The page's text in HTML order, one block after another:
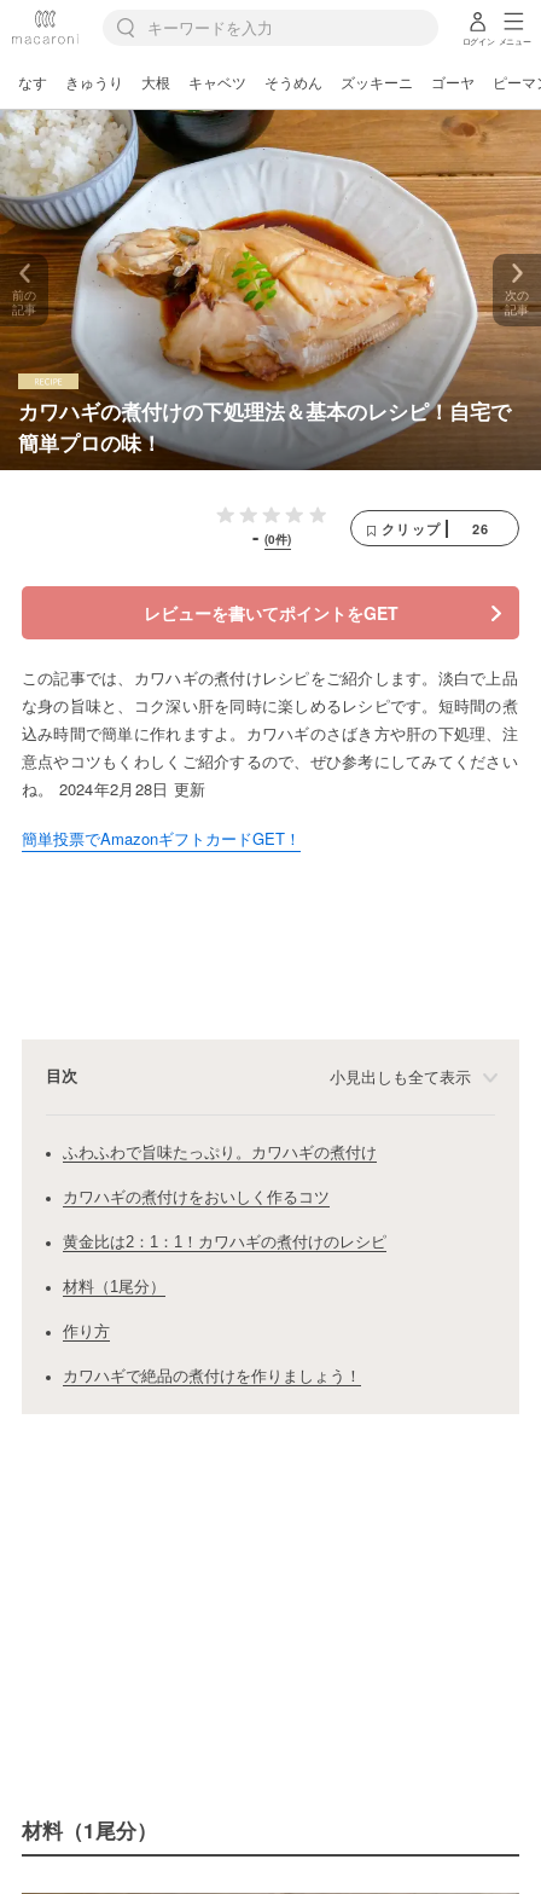
ログイン メニュー
なす きゅうり 大根 キャベツ そうめん ズッキーニ ゴーヤ ピーマ
カワハギの煮付けの下処理法＆基本のレシピ！自宅で
簡単プロの味！
前の
記事
次の
記事
- (0件)
クリップ 26
レビューを書いてポイントをGET
この記事では、カワハギの煮付けレシピをご紹介します。淡白で上品
な身の旨味と、コク深い肝を同時に楽しめるレシピです。短時間の煮
込み時間で簡単に作れますよ。カワハギのさばき方や肝の下処理、注
意点やコツもくわしくご紹介するので、ぜひ参考にしてみてください
ね。 2024年2月28日 更新
簡単投票でAmazonギフトカードGET！
目次 小見出しも全て表示
ふわふわで旨味たっぷり。カワハギの煮付け
カワハギの煮付けをおいしく作るコツ
黄金比は2：1：1！カワハギの煮付けのレシピ
材料（1尾分）
作り方
カワハギで絶品の煮付けを作りましょう！
材料（1尾分）